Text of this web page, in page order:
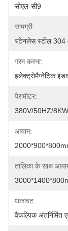
सीएल-सी9
सामग्री:
स्टेनलेस स्टील 304
गरम करना:
इलेक्ट्रोमैग्नेटिक
पैरामीटर:
380V/50HZ/8KW
आयाम:
तालिका के साथ
थकावट:
वैकल्पिक